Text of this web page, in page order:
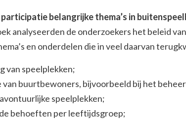
belangrijke thema’s in
analyseerden de onderzoekers het beleid
en onderdelen die in veel daarvan
van speelplekken;
buurtbewoners, bijvoorbeeld bij het
speelplekken;
behoeften per leeftijdsgroep;